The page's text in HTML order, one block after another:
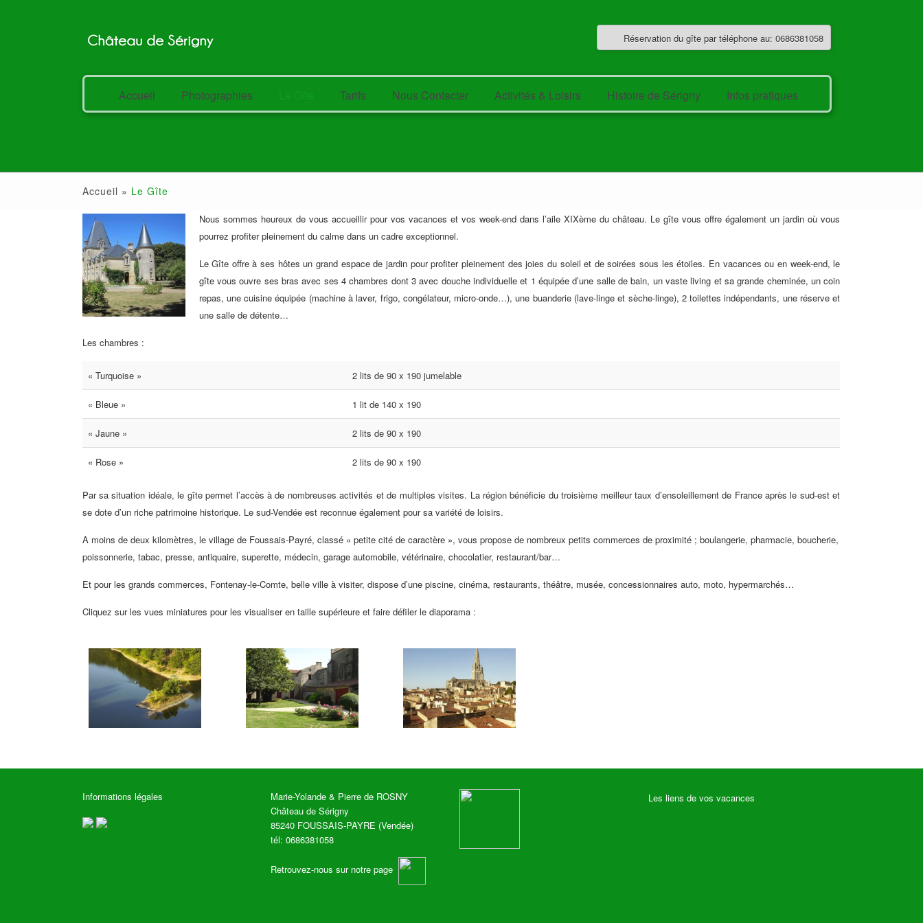
Réservation du gîte par téléphone au: 0686381058
Accueil Photographies Tarifs Nous Contacter Activités & Loisirs Histoire de Sérigny Infos pratiques
Accueil » Le Gîte
Nous sommes heureux de vous accueillir pour vos vacances et vos week-end dans l’aile XIXème du château. Le gîte vous offre également un jardin où vous
pourrez profiter pleinement du calme dans un cadre exceptionnel.
Le Gîte offre à ses hôtes un grand espace de jardin pour profiter pleinement des joies du soleil et de soirées sous les étoiles. En vacances ou en week-end, le
gîte vous ouvre ses bras avec ses 4 chambres dont 3 avec douche individuelle et 1 équipée d’une salle de bain, un vaste living et sa grande cheminée, un coin
repas, une cuisine équipée (machine à laver, frigo, congélateur, micro-onde…), une buanderie (lave-linge et sèche-linge), 2 toilettes indépendants, une réserve et
une salle de détente…
Les chambres :
« Turquoise » 2 lits de 90 x 190 jumelable
« Bleue » 1 lit de 140 x 190
« Jaune » 2 lits de 90 x 190
« Rose » 2 lits de 90 x 190
Par sa situation idéale, le gîte permet l’accès à de nombreuses activités et de multiples visites. La région bénéficie du troisième meilleur taux d’ensoleillement de France après le sud-est et
se dote d’un riche patrimoine historique. Le sud-Vendée est reconnue également pour sa variété de loisirs.
A moins de deux kilomètres, le village de Foussais-Payré, classé « petite cité de caractère », vous propose de nombreux petits commerces de proximité ; boulangerie, pharmacie, boucherie,
poissonnerie, tabac, presse, antiquaire, superette, médecin, garage automobile, vétérinaire, chocolatier, restaurant/bar…
Et pour les grands commerces, Fontenay-le-Comte, belle ville à visiter, dispose d’une piscine, cinéma, restaurants, théâtre, musée, concessionnaires auto, moto, hypermarchés…
Cliquez sur les vues miniatures pour les visualiser en taille supérieure et faire défiler le diaporama :
Informations légales
Marie-Yolande & Pierre de ROSNY
Château de Sérigny
85240 FOUSSAIS-PAYRE (Vendée)
tél: 0686381058
Retrouvez-nous sur notre page
Les liens de vos vacances